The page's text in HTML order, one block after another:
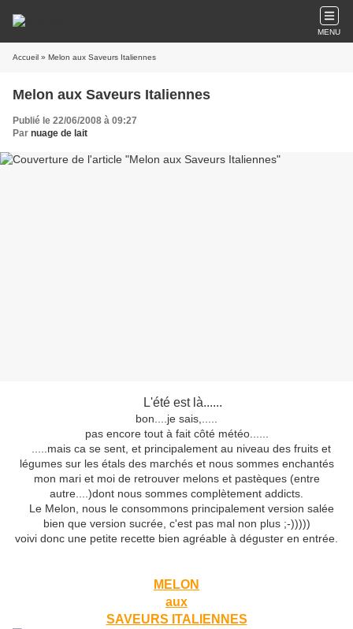
MENU
Accueil » Melon aux Saveurs Italiennes
Melon aux Saveurs Italiennes
Publié le 22/06/2008 à 09:27
Par nuage de lait
L'été est là......
bon....je sais,.....
pas encore tout à fait côté météo......
.....mais ca se sent, et principalement au niveau des fruits et
légumes sur les étals des marchés et nous sommes enchantés
mon mari et moi de retrouver melons et pastèques (entre
autre....)dont nous sommes complètement addicts.
Le Melon, nous le consommons principalement version salée
bien que version sucrée, c'est pas mal non plus ;-)))))
voivi donc une petite recette bien agréable à déguster en entrée.
MELON
aux
SAVEURS ITALIENNES